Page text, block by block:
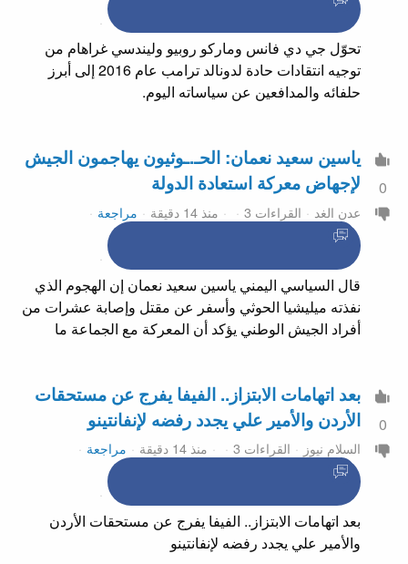
تحوّل جي دي فانس وماركو روبيو وليندسي غراهام من
توجيه انتقادات حادة لدونالد ترامب عام 2016 إلى أبرز
حلفائه والمدافعين عن سياساته اليوم.
0
ياسين سعيد نعمان: الحـ.ـوثيون يهاجمون الجيش
لإجهاض معركة استعادة الدولة
عدن الغد القراءات 3 منذ 14 دقيقة مراجعة
قال السياسي اليمني ياسين سعيد نعمان إن الهجوم الذي
نفذته ميليشيا الحوثي وأسفر عن مقتل وإصابة عشرات من
أفراد الجيش الوطني يؤكد أن المعركة مع الجماعة ما
0
بعد اتهامات الابتزاز.. الفيفا يفرج عن مستحقات
الأردن والأمير علي يجدد رفضه لإنفانتينو
السلام نيوز القراءات 3 منذ 14 دقيقة مراجعة
بعد اتهامات الابتزاز.. الفيفا يفرج عن مستحقات الأردن
والأمير علي يجدد رفضه لإنفانتينو